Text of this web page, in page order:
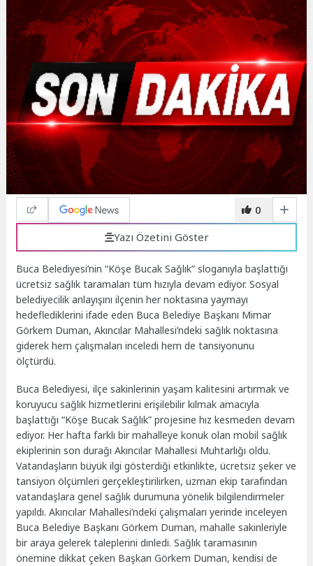
0
Yazı Özetini Göster
Buca Belediyesi’nin “Köşe Bucak Sağlık” sloganıyla başlattığı
ücretsiz sağlık taramaları tüm hızıyla devam ediyor. Sosyal
belediyecilik anlayışını ilçenin her noktasına yaymayı
hedeflediklerini ifade eden Buca Belediye Başkanı Mimar
Görkem Duman, Akıncılar Mahallesi’ndeki sağlık noktasına
giderek hem çalışmaları inceledi hem de tansiyonunu
ölçtürdü.
Buca Belediyesi, ilçe sakinlerinin yaşam kalitesini artırmak ve
koruyucu sağlık hizmetlerini erişilebilir kılmak amacıyla
başlattığı “Köşe Bucak Sağlık” projesine hız kesmeden devam
ediyor. Her hafta farklı bir mahalleye konuk olan mobil sağlık
ekiplerinin son durağı Akıncılar Mahallesi Muhtarlığı oldu.
Vatandaşların büyük ilgi gösterdiği etkinlikte, ücretsiz şeker ve
tansiyon ölçümleri gerçekleştirilirken, uzman ekip tarafından
vatandaşlara genel sağlık durumuna yönelik bilgilendirmeler
yapıldı. Akıncılar Mahallesi’ndeki çalışmaları yerinde inceleyen
Buca Belediye Başkanı Görkem Duman, mahalle sakinleriyle
bir araya gelerek taleplerini dinledi. Sağlık taramasının
önemine dikkat çeken Başkan Görkem Duman, kendisi de